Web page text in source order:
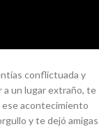
conflictuada y
a un lugar extraño, te
ese acontecimiento
y te dejó amigas